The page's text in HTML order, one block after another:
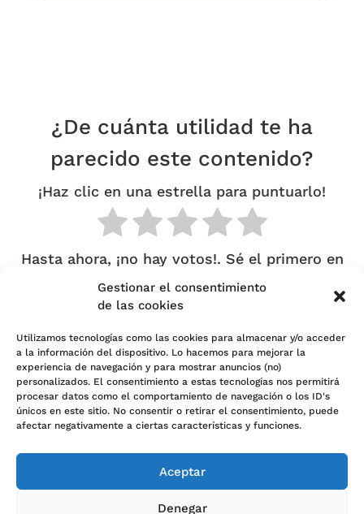
Gestionar el consentimiento
de las cookies
Utilizamos tecnologías como las cookies para almacenar y/o acceder
a la información del dispositivo. Lo hacemos para mejorar la
experiencia de navegación y para mostrar anuncios (no)
personalizados. El consentimiento a estas tecnologías nos permitirá
procesar datos como el comportamiento de navegación o los ID's
únicos en este sitio. No consentir o retirar el consentimiento, puede
afectar negativamente a ciertas características y funciones.
Aceptar
Denegar
¿De cuánta utilidad te ha
parecido este contenido?
¡Haz clic en una estrella para puntuarlo!
Hasta ahora, ¡no hay votos!. Sé el primero en
puntuar este contenido.
Política de cookies (UE)
Política de Privacidad